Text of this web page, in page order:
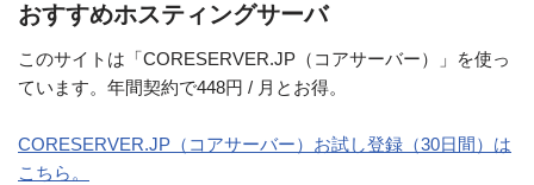
おすすめホスティングサーバ
このサイトは「CORESERVER.JP（コアサーバー）」を使っ
ています。年間契約で448円 / 月とお得。
CORESERVER.JP（コアサーバー）お試し登録（30日間）は
こちら。